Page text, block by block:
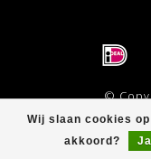
Wij slaan cookies
akkoord?
Ja
©